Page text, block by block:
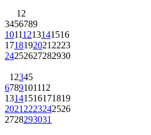
1 2
3456789
10111213141516
1718192021 2223
24252627282930
1 2345
6789101112
13141516171819
2021 2223242526
2728293031